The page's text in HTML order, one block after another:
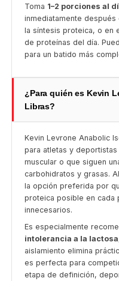
Toma 1–2 porciones al
inmediatamente
la síntesis proteica, o en
de proteínas del día.
para un batido más
¿Para quién es Kevin
Libras?
Kevin Levrone Anabolic
para atletas y
muscular o que siguen
carbohidratos y grasas.
la opción preferida por
proteica posible en cada
innecesarios.
Es especialmente
intolerancia a la lactosa
aislamiento elimina
es perfecta para
etapa de definición,